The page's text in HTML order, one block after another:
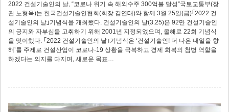
2022 건설기술인의 날, “코로나 위기 속 해외수주 300억불 달성”국토교통부(장
관 노형욱)는 한국건설기술인협회(회장 김연태)와 함께 3월 25일(금)｢2022 건
설기술인의 날｣기념식을 개최했다. 건설기술인의 날(3.25)은 92만 건설기술인
의 긍지와 자부심을 고취하기 위해 2001년 지정되었으며, 올해로 22회 기념식
을 맞이했다. ｢2022 건설기술인의 날｣기념식은 ‘건설기술인! 더 나은 내일을 향
해’를 주제로 건설산업이 코로나-19 상황을 극복하고 경제 회복의 첨병 역할을
하겠다는 의지를 다지며, 새로운 목표…